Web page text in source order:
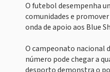
O futebol desempenha
comunidades e
onda de apoio aos Blue
O campeonato nacional
número pode chegar a